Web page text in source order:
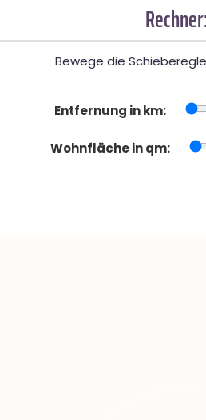
Bewege die
Entfernung in km:
Wohnfläche in qm: